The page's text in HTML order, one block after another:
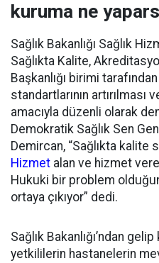
kuruma ne
Sağlık Bakanlığı Sağlık
Sağlıkta Kalite,
Başkanlığı birimi
standartlarının
amacıyla düzenli olarak
Demokratik Sağlık Sen
Demircan, “Sağlıkta kalite
Hizmet alan ve hizmet
Hukuki bir problem
ortaya çıkıyor” dedi.
Sağlık Bakanlığı’ndan
yetkililerin hastanelerin